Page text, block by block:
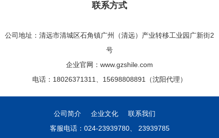
联系方式
公司地址：清远市清城区石角镇广州（清远） 产业转移工业园广新街2
号
企业官网：www.gzshile.com
电话：18026371311、15698808891（沈阳代理）
公司简介 企业文化
联系我们
客服电话：024-23939780、 23939785